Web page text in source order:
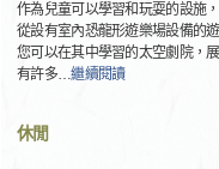
作為兒童可以學習和玩耍的設施
從設有室內恐龍形遊樂場設備的
您可以在其中學習的太空劇院，
有許多…繼續閱讀
休閒